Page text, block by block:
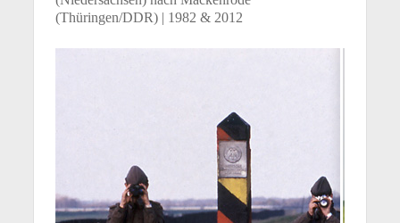
(Thüringen/DDR) | 1982 & 2012